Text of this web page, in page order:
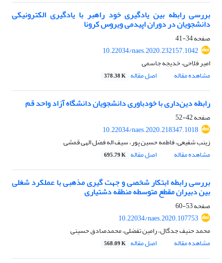
بررسی رابطه بین یادگیری خود راهبر با یادگیری الکترونیکی
دانشجویان در دوران اپیدمی ویروس کرونا
صفحه34-41
10.22034/naes.2020.232157.1042
امیر فلاحی، خدیجه جاسمی
مشاهده مقاله
اصل مقاله 378.38 K
رابطه دین‌داری با خودباوری دانشجویان دانشگاه آزاد واحد قم
صفحه42-52
10.22034/naes.2020.218347.1018
زینب شفیعی، فاطمه حسین پور، سیف اله فضل الهی قمشی
مشاهده مقاله
اصل مقاله 695.79 K
بررسی رابطه ابتکار شخصی و جهت گیری مذهبی با عملکرد شغلی
بین دبیران مقطع متوسطه منطقه دشتیاری
صفحه53-60
10.22034/naes.2020.107753
محمد حنیف جدگال، رامین تفضلی، محمدصادق حسینی
مشاهده مقاله
اصل مقاله 568.09 K